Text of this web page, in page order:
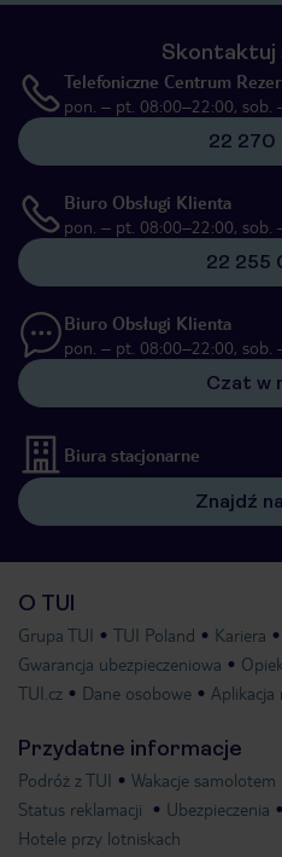
Skontaktuj
Telefoniczne Centrum
pon. – pt. 08:00–22:00, sob.
22 270
Biuro Obsługi Klienta
pon. – pt. 08:00–22:00, sob.
22 255
Biuro Obsługi Klienta
pon. – pt. 08:00–22:00, sob.
Czat w
Biura stacjonarne
Znajdź
O TUI
Grupa TUI TUI Poland Kariera
Gwarancja ubezpieczeniowa
TUI.cz
Dane osobowe Aplikacja
Przydatne informacje
Podróż z TUI Wakacje samolotem
Status reklamacji
Ubezpieczenia
Hotele przy lotniskach